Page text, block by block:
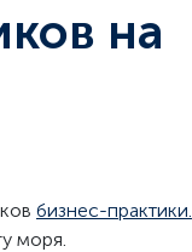
на
бизнес-практики.
моря.